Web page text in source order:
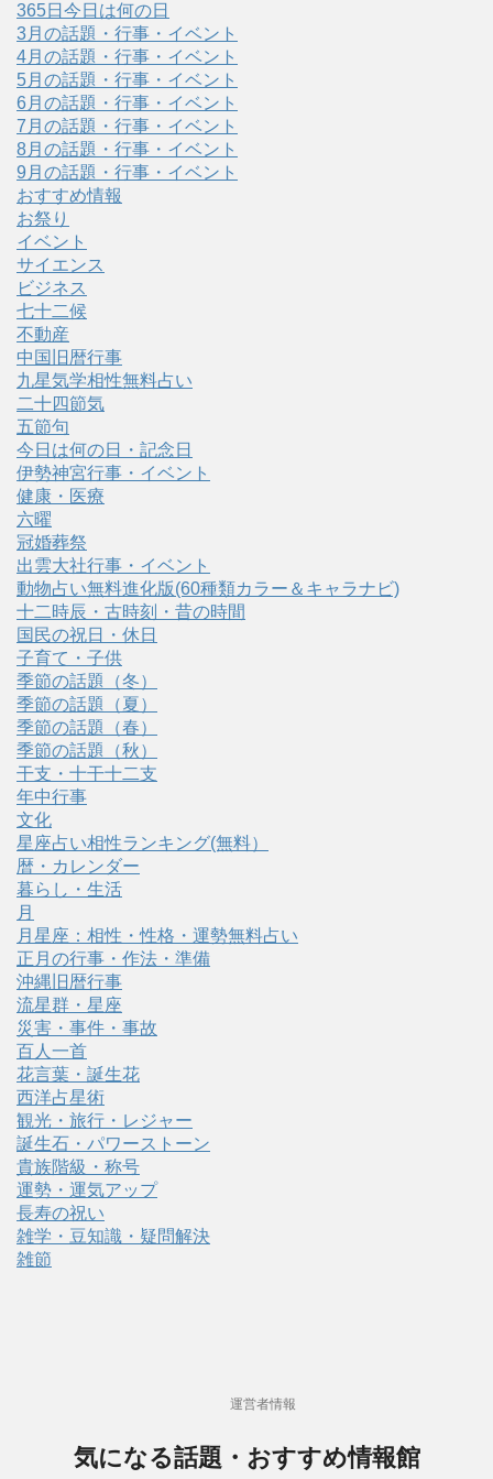
365日今日は何の日
3月の話題・行事・イベント
4月の話題・行事・イベント
5月の話題・行事・イベント
6月の話題・行事・イベント
7月の話題・行事・イベント
8月の話題・行事・イベント
9月の話題・行事・イベント
おすすめ情報
お祭り
イベント
サイエンス
ビジネス
七十二候
不動産
中国旧暦行事
九星気学相性無料占い
二十四節気
五節句
今日は何の日・記念日
伊勢神宮行事・イベント
健康・医療
六曜
冠婚葬祭
出雲大社行事・イベント
動物占い無料進化版(60種類カラー＆キャラナビ)
十二時辰・古時刻・昔の時間
国民の祝日・休日
子育て・子供
季節の話題（冬）
季節の話題（夏）
季節の話題（春）
季節の話題（秋）
干支・十干十二支
年中行事
文化
星座占い相性ランキング(無料）
暦・カレンダー
暮らし・生活
月
月星座：相性・性格・運勢無料占い
正月の行事・作法・準備
沖縄旧暦行事
流星群・星座
災害・事件・事故
百人一首
花言葉・誕生花
西洋占星術
観光・旅行・レジャー
誕生石・パワーストーン
貴族階級・称号
運勢・運気アップ
長寿の祝い
雑学・豆知識・疑問解決
雑節
運営者情報
気になる話題・おすすめ情報館